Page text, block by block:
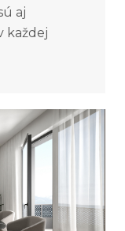
aj
každej